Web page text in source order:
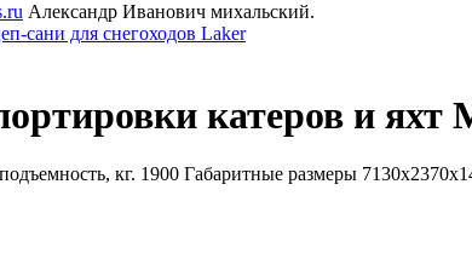
Александр Иванович михальский.
сани для снегоходов Laker
катеров и яхт
кг. 1900 Габаритные размеры